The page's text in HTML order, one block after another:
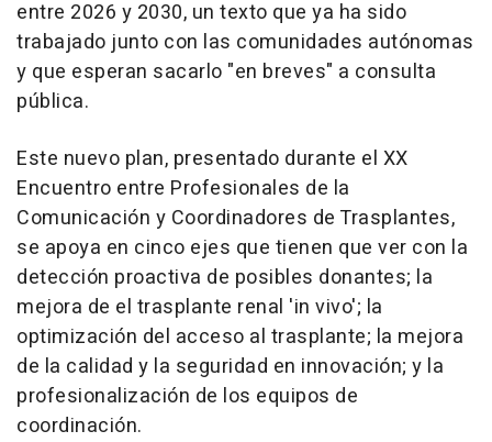
entre 2026 y 2030, un texto que ya ha sido
trabajado junto con las comunidades autónomas
y que esperan sacarlo "en breves" a consulta
pública.
Este nuevo plan, presentado durante el XX
Encuentro entre Profesionales de la
Comunicación y Coordinadores de Trasplantes,
se apoya en cinco ejes que tienen que ver con la
detección proactiva de posibles donantes; la
mejora de el trasplante renal 'in vivo'; la
optimización del acceso al trasplante; la mejora
de la calidad y la seguridad en innovación; y la
profesionalización de los equipos de
coordinación.